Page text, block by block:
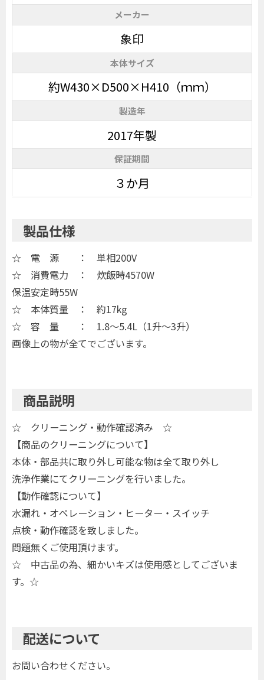
メーカー
象印
本体サイズ
約W430×D500×H410（ｍｍ）
製造年
2017年製
保証期間
３か月
製品仕様
☆ 電 源 ： 単相200V
☆ 消費電力 ： 炊飯時4570W
保温安定時55W
☆ 本体質量 ： 約17kg
☆ 容 量 ： 1.8～5.4L（1升～3升）
画像上の物が全てでございます。
商品説明
☆ クリーニング・動作確認済み ☆
【商品のクリーニングについて】
本体・部品共に取り外し可能な物は全て取り外し
洗浄作業にてクリーニングを行いました。
【動作確認について】
水漏れ・オペレーション・ヒーター・スイッチ
点検・動作確認を致しました。
問題無くご使用頂けます。
☆ 中古品の為、細かいキズは使用感としてございま
す。☆
配送について
お問い合わせください。